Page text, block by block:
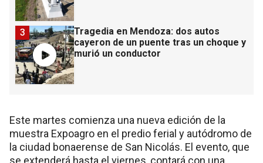
Tragedia en Mendoza: dos autos
cayeron de un puente tras un choque y
murió un conductor
3
Este martes comienza una nueva edición de la
muestra Expoagro en el predio ferial y autódromo de
la ciudad bonaerense de San Nicolás. El evento, que
se extenderá hasta el viernes, contará con una